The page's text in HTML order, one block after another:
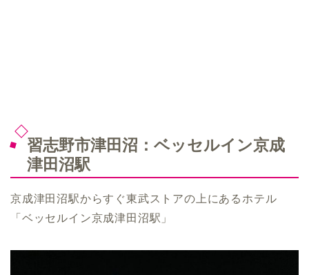
習志野市津田沼：ベッセルイン京成
津田沼駅
京成津田沼駅からすぐ東武ストアの上にあるホテル
「ベッセルイン京成津田沼駅」